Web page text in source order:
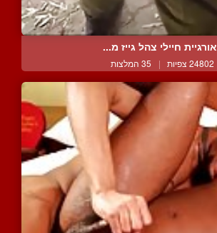
אורגיית חיילי צהל גייז מ...
24802 צפיות | 35 המלצות